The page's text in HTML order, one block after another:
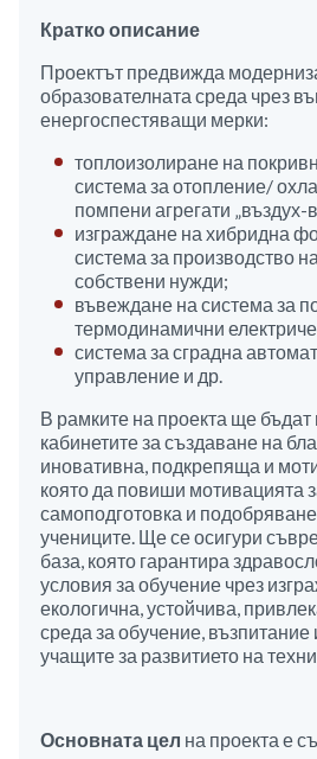
Кратко описание
Проектът предвижда
образователната среда чрез
енергоспестяващи мерки:
топлоизолиране на
система за отопление/
помпени агрегати „въздух-
изграждане на хибридна
система за производство
собствени нужди;
въвеждане на система за
термодинамични
система за сградна
управление и др.
В рамките на проекта ще
кабинетите за създаване на
иновативна, подкрепяща и
която да повиши мотивацията
самоподготовка и
учениците. Ще се осигури
база, която гарантира
условия за обучение чрез
екологична, устойчива,
среда за обучение,
учащите за развитието на
Основната цел на проекта е